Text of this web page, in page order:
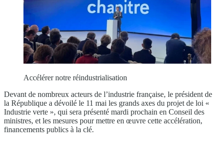
Accélérer notre réindustrialisation
Devant de nombreux acteurs de l’industrie française, le président de
la République a dévoilé le 11 mai les grands axes du projet de loi «
Industrie verte », qui sera présenté mardi prochain en Conseil des
ministres, et les mesures pour mettre en œuvre cette accélération,
financements publics à la clé.